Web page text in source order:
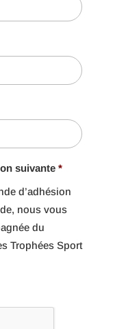
suivante *
d’adhésion
nous vous
du
Trophées Sport